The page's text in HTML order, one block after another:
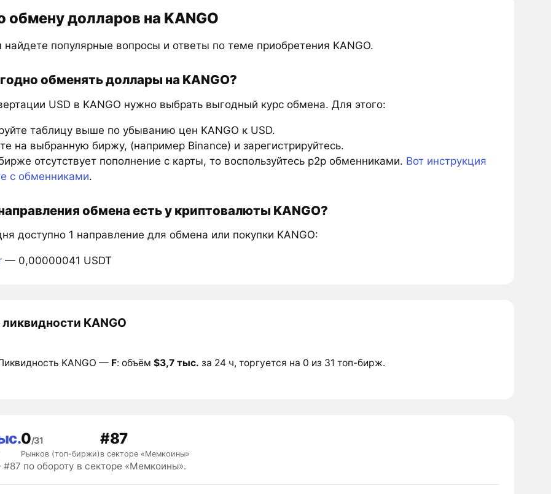
обмену долларов на KANGO
популярные вопросы и ответы по теме приобретения KANGO.
обменять доллары на KANGO?
USD в KANGO нужно выбрать выгодный курс обмена. Для этого:
таблицу выше по убыванию цен KANGO к USD.
на выбранную биржу, (например Binance) и зарегистрируйтесь.
отсутствует пополнение с карты, то воспользуйтесь p2p обменниками. Вот инструкция
с обменниками.
обмена есть у криптовалюты KANGO?
доступно 1 направление для обмена или покупки KANGO:
— 0,00000041 USDT
KANGO
KANGO — F: объём $3,7 тыс. за 24 ч, торгуется на 0 из 31 топ-бирж.
0/31
Рынков (топ-биржи)
#87
в секторе «Мемкоины»
#87 по обороту в секторе «Мемкоины».